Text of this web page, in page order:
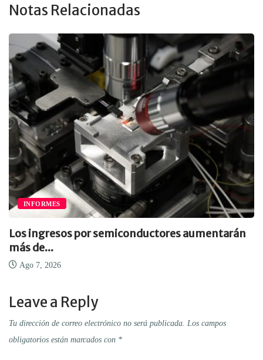
Notas Relacionadas
INFORMES
Los ingresos por semiconductores aumentarán
más de...
Ago 7, 2026
Leave a Reply
Tu dirección de correo electrónico no será publicada. Los campos
obligatorios están marcados con *